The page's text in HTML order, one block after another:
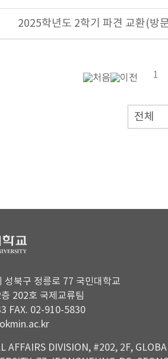
2025학년도 2학기 파견 교환(방
1
성북구 정릉로 77 국민대학교
202호 국제교류팀
FAX. 02-910-5830
AFFAIRS DIVISION, #202, 2F,